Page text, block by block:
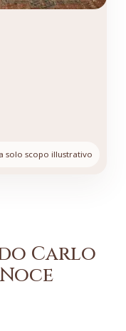
solo scopo illustrativo
Carlo